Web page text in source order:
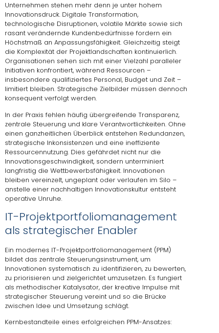
Unternehmen stehen mehr denn je unter hohem
Innovationsdruck. Digitale Transformation,
technologische Disruptionen, volatile Märkte sowie sich
rasant verändernde Kundenbedürfnisse fordern ein
Höchstmaß an Anpassungsfähigkeit. Gleichzeitig steigt
die Komplexität der Projektlandschaften kontinuierlich.
Organisationen sehen sich mit einer Vielzahl paralleler
Initiativen konfrontiert, während Ressourcen –
insbesondere qualifiziertes Personal, Budget und Zeit –
limitiert bleiben. Strategische Zielbilder müssen dennoch
konsequent verfolgt werden.
In der Praxis fehlen häufig übergreifende Transparenz,
zentrale Steuerung und klare Verantwortlichkeiten. Ohne
einen ganzheitlichen Überblick entstehen Redundanzen,
strategische Inkonsistenzen und eine ineffiziente
Ressourcennutzung. Dies gefährdet nicht nur die
Innovationsgeschwindigkeit, sondern unterminiert
langfristig die Wettbewerbsfähigkeit. Innovationen
bleiben vereinzelt, ungeplant oder verlaufen im Silo –
anstelle einer nachhaltigen Innovationskultur entsteht
operative Unruhe.
IT-Projektportfoliomanagement
als strategischer Enabler
Ein modernes IT-Projektportfoliomanagement (PPM)
bildet das zentrale Steuerungsinstrument, um
Innovationen systematisch zu identifizieren, zu bewerten,
zu priorisieren und zielgerichtet umzusetzen. Es fungiert
als methodischer Katalysator, der kreative Impulse mit
strategischer Steuerung vereint und so die Brücke
zwischen Idee und Umsetzung schlägt.
Kernbestandteile eines erfolgreichen PPM-Ansatzes: